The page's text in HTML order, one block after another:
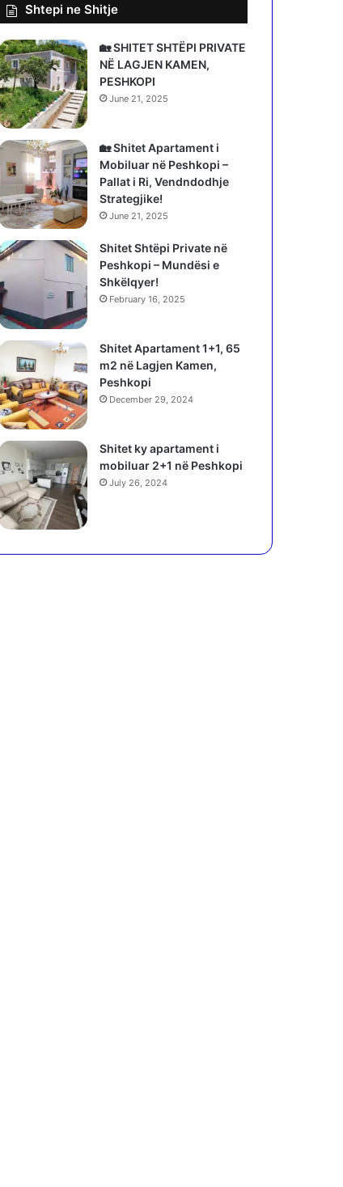
Shtepi ne Shitje
🏡 SHITET SHTËPI PRIVATE
NË LAGJEN KAMEN,
PESHKOPI
June 21, 2025
🏡 Shitet Apartament i
Mobiluar në Peshkopi –
Pallat i Ri, Vendndodhje
Strategjike!
June 21, 2025
Shitet Shtëpi Private në
Peshkopi – Mundësi e
Shkëlqyer!
February 16, 2025
Shitet Apartament 1+1, 65
m2 në Lagjen Kamen,
Peshkopi
December 29, 2024
Shitet ky apartament i
mobiluar 2+1 në Peshkopi
July 26, 2024